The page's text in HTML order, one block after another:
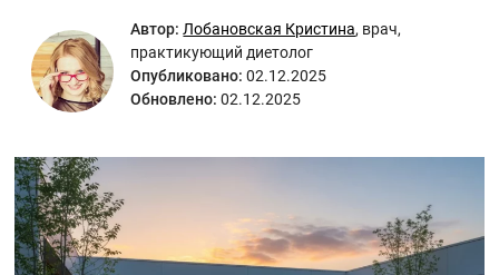
Автор: Лобановская Кристина, врач,
практикующий диетолог
Опубликовано: 02.12.2025
Обновлено: 02.12.2025